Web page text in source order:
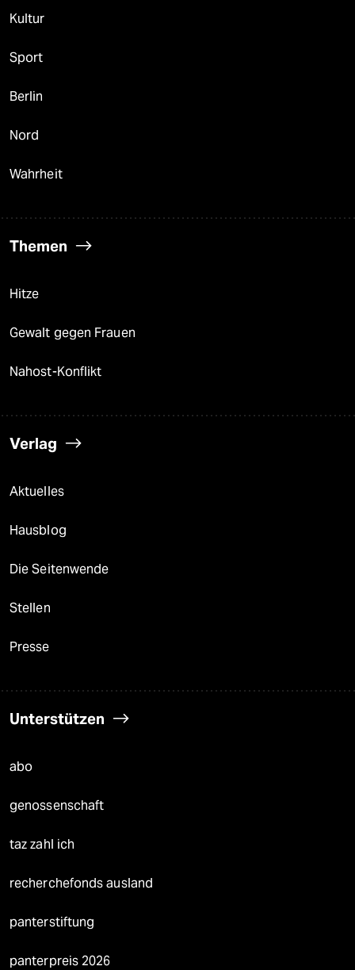
Kultur
Sport
Berlin
Nord
Wahrheit
Themen
Hitze
Gewalt gegen Frauen
Nahost-Konflikt
Verlag
Aktuelles
Hausblog
Die Seitenwende
Stellen
Presse
Unterstützen
abo
genossenschaft
taz zahl ich
recherchefonds ausland
panterstiftung
panterpreis 2026